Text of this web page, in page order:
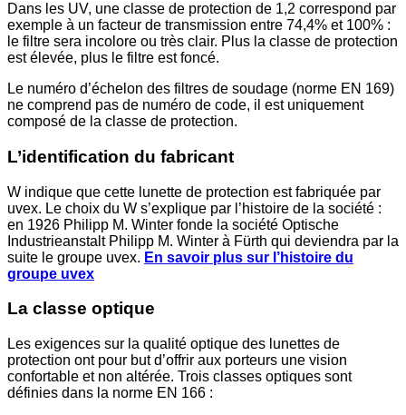
Dans les UV, une classe de protection de 1,2 correspond par
exemple à un facteur de transmission entre 74,4% et 100% :
le filtre sera incolore ou très clair. Plus la classe de protection
est élevée, plus le filtre est foncé.
Le numéro d’échelon des filtres de soudage (norme EN 169)
ne comprend pas de numéro de code, il est uniquement
composé de la classe de protection.
L’identification du fabricant
W indique que cette lunette de protection est fabriquée par
uvex. Le choix du W s’explique par l’histoire de la société :
en 1926 Philipp M. Winter fonde la société Optische
Industrieanstalt Philipp M. Winter à Fürth qui deviendra par la
suite le groupe uvex. En savoir plus sur l’histoire du
groupe uvex
La classe optique
Les exigences sur la qualité optique des lunettes de
protection ont pour but d’offrir aux porteurs une vision
confortable et non altérée. Trois classes optiques sont
définies dans la norme EN 166 :